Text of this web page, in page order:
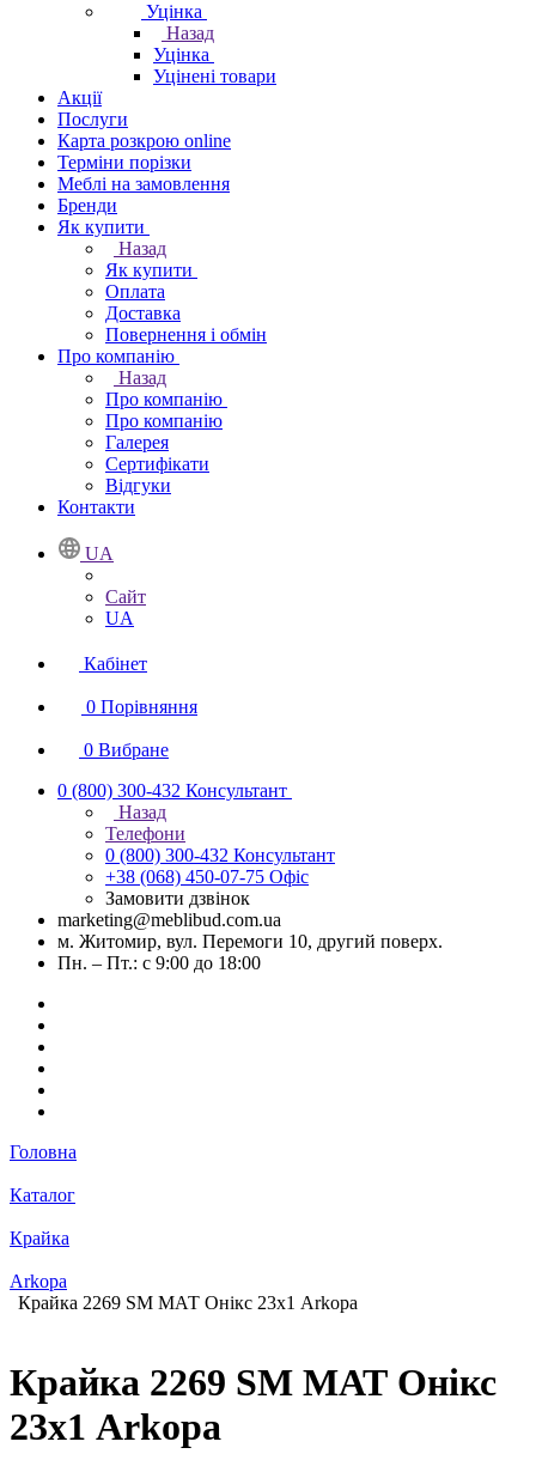
Уцінка
Назад
Уцінка
Уцінені товари
Акції
Послуги
Карта розкрою online
Терміни порізки
Меблі на замовлення
Бренди
Як купити
Назад
Як купити
Оплата
Доставка
Повернення і обмін
Про компанію
Назад
Про компанію
Про компанію
Галерея
Сертифікати
Відгуки
Контакти
UA
Сайт
UA
Кабінет
0 Порівняння
0 Вибране
0 (800) 300-432 Консультант
Назад
Телефони
0 (800) 300-432 Консультант
+38 (068) 450-07-75 Офіс
Замовити дзвінок
marketing@meblibud.com.ua
м. Житомир, вул. Перемоги 10, другий поверх.
Пн. – Пт.: с 9:00 до 18:00
Головна
Каталог
Крайка
Arkopa
Крайка 2269 SM МАТ Онікс 23х1 Arkopa
Крайка 2269 SM МАТ Онікс
23х1 Arkopa